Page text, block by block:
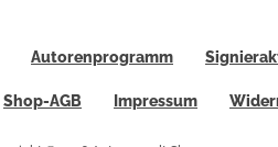
Autorenprogramm
Shop-AGB Impressum